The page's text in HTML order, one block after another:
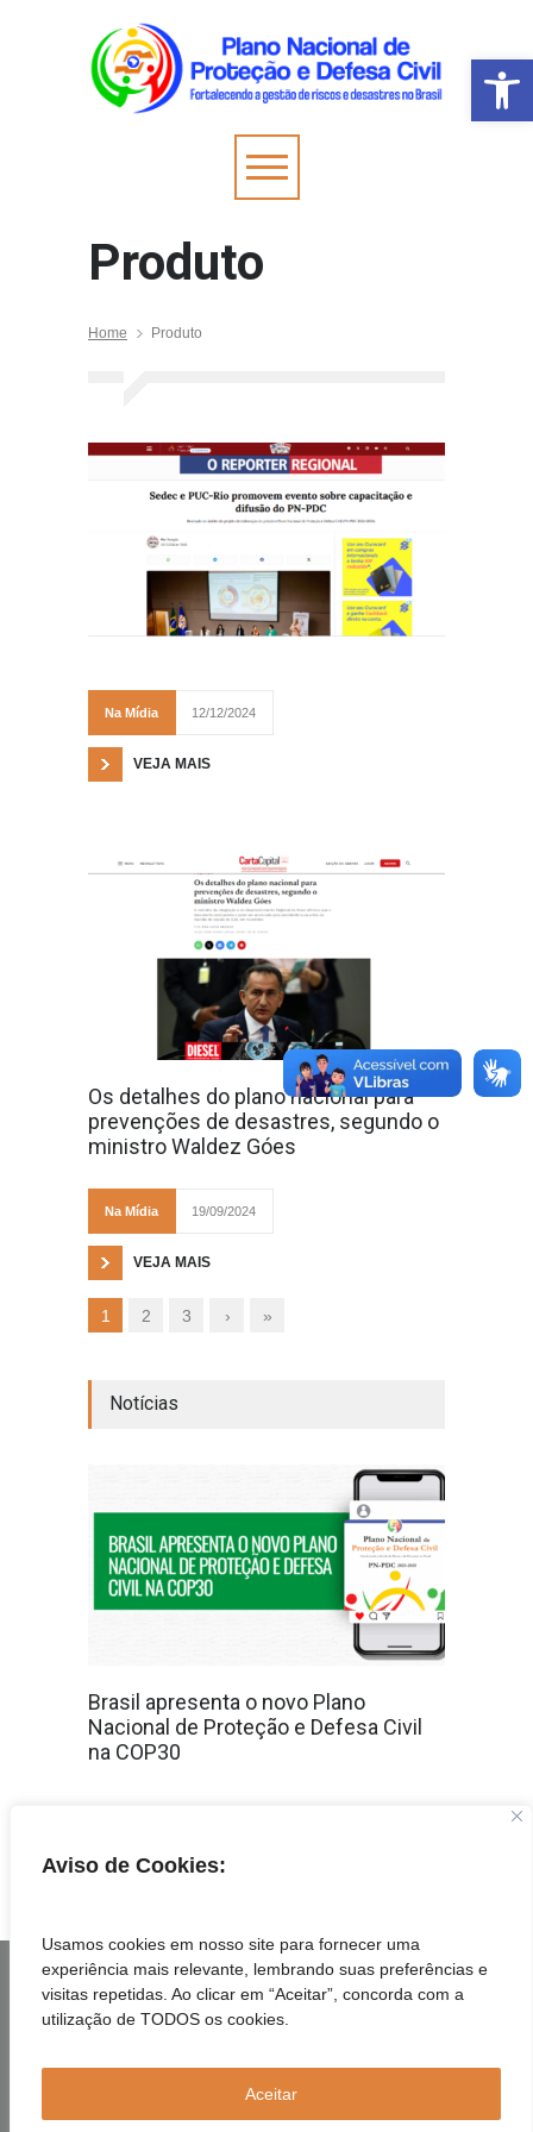
Barra de
Aviso de Cookies:
Usamos cookies em nosso site para fornecer uma
experiência mais relevante, lembrando suas preferências e
visitas repetidas. Ao clicar em “Aceitar”, concorda com a
utilização de TODOS os cookies.
Aceitar
Produto
Home Produto
Na Mídia 12/12/2024
VEJA MAIS
Os detalhes do plano nacional para
prevenções de desastres, segundo o
ministro Waldez Góes
Na Mídia 19/09/2024
VEJA MAIS
1 2 3 › »
Notícias
Brasil apresenta o novo Plano
Nacional de Proteção e Defesa Civil
na COP30
1 2 3 ›
Plano Nacional de Proteção e Defesa Civil